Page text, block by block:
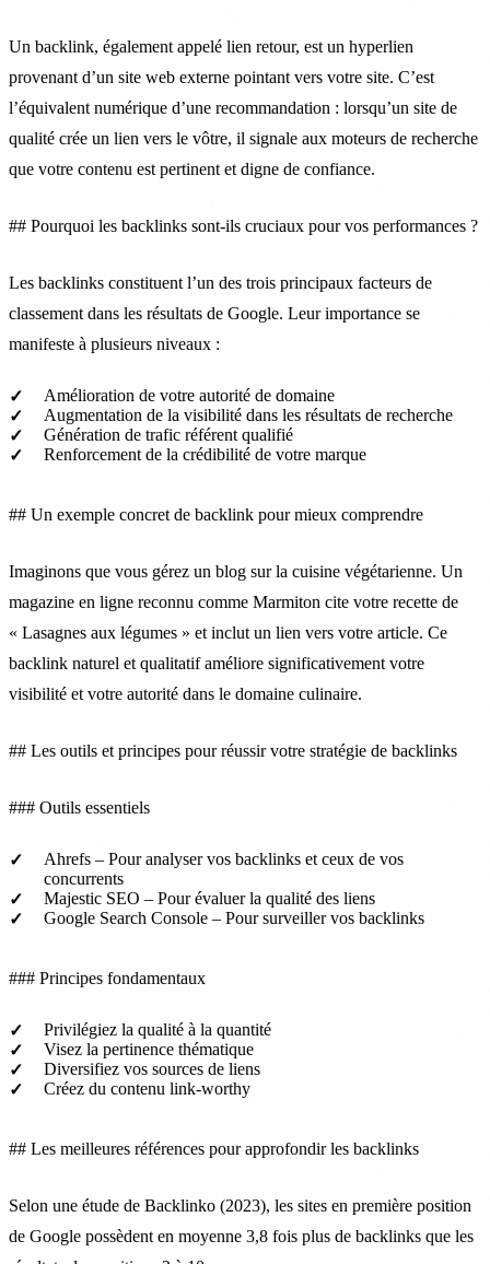
Un backlink, également appelé lien retour, est un hyperlien
provenant d’un site web externe pointant vers votre site. C’est
l’équivalent numérique d’une recommandation : lorsqu’un site de
qualité crée un lien vers le vôtre, il signale aux moteurs de recherche
que votre contenu est pertinent et digne de confiance.
## Pourquoi les backlinks sont-ils cruciaux pour vos performances ?
Les backlinks constituent l’un des trois principaux facteurs de
classement dans les résultats de Google. Leur importance se
manifeste à plusieurs niveaux :
Amélioration de votre autorité de domaine
Augmentation de la visibilité dans les résultats de recherche
Génération de trafic référent qualifié
Renforcement de la crédibilité de votre marque
## Un exemple concret de backlink pour mieux comprendre
Imaginons que vous gérez un blog sur la cuisine végétarienne. Un
magazine en ligne reconnu comme Marmiton cite votre recette de
« Lasagnes aux légumes » et inclut un lien vers votre article. Ce
backlink naturel et qualitatif améliore significativement votre
visibilité et votre autorité dans le domaine culinaire.
## Les outils et principes pour réussir votre stratégie de backlinks
### Outils essentiels
Ahrefs – Pour analyser vos backlinks et ceux de vos
concurrents
Majestic SEO – Pour évaluer la qualité des liens
Google Search Console – Pour surveiller vos backlinks
### Principes fondamentaux
Privilégiez la qualité à la quantité
Visez la pertinence thématique
Diversifiez vos sources de liens
Créez du contenu link-worthy
## Les meilleures références pour approfondir les backlinks
Selon une étude de Backlinko (2023), les sites en première position
de Google possèdent en moyenne 3,8 fois plus de backlinks que les